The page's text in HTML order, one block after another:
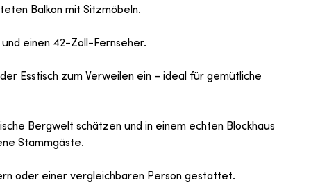
Balkon mit Sitzmöbeln.
einen 42-Zoll-Fernseher.
Esstisch zum Verweilen ein – ideal für gemütliche
Bergwelt schätzen und in einem echten Blockhaus
Stammgäste.
oder einer vergleichbaren Person gestattet.